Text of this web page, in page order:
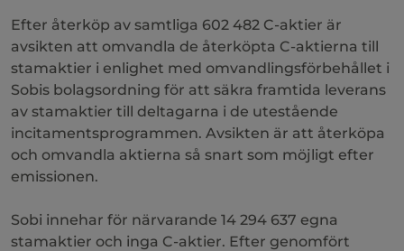
Efter återköp av samtliga 602 482 C-aktier är
avsikten att omvandla de återköpta C-aktierna till
stamaktier i enlighet med omvandlingsförbehållet i
Sobis bolagsordning för att säkra framtida leverans
av stamaktier till deltagarna i de utestående
incitamentsprogrammen. Avsikten är att återköpa
och omvandla aktierna så snart som möjligt efter
emissionen.
Sobi innehar för närvarande 14 294 637 egna
stamaktier och inga C-aktier. Efter genomfört